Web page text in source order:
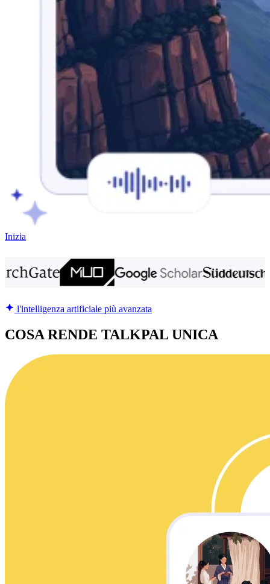
Inizia
l'intelligenza artificiale più avanzata
COSA RENDE TALKPAL UNICA